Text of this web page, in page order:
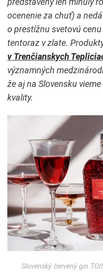
ocenenie za chuť) a
o prestížnu svetovú cenu
tentoraz v zlate.
v Trenčianskych
významných
že aj na Slovensku
kvality.
Slovenský červený gin